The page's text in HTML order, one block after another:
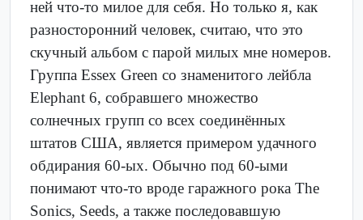
ней что-то милое для себя. Но только я, как
разносторонний человек, считаю, что это
скучный альбом с парой милых мне номеров.
Группа Essex Green со знаменитого лейбла
Elephant 6, собравшего множество
солнечных групп со всех соединённых
штатов США, является примером удачного
обдирания 60-ых. Обычно под 60-ыми
понимают что-то вроде гаражного рока The
Sonics, Seeds, а также последовавшую